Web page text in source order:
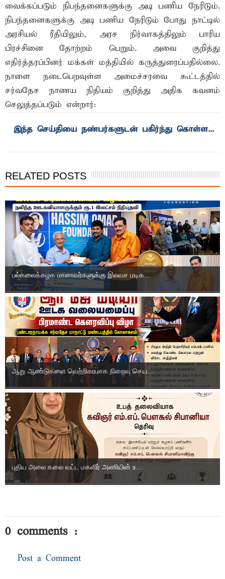
வைக்கப்படும் நிபந்தனைகளுக்கு அடி பணிய நேரிடும்.
நிபந்தனைகளுக்கு அடி பணிய நேரிடும் போது நாட்டில்
அரசியல் ரீதியிலும், அரச நிர்வாகத்திலும் பாரிய
பிரச்சினை தோற்றம் பெறும். அவை குறித்து
எதிர்த்தரப்பினர் மக்கள் மத்தியில் கருத்துரைப்பதில்லை.
நாளை நடைபெறவுள்ள அமைச்சரவை கூட்டத்தில்
சர்வதேச நாணய நிதியம் குறித்து அதிக கவனம்
செலுத்தப்படும் என்றார்:
இந்த செய்தியை நண்பர்களுடன் பகிர்ந்து கொள்ள...
RELATED POSTS
பல்கலைக்கழக மாணவர்களுக்கு இலவச மடிக...
ஆறு ஆண்டுகளை வெற்றிகரமாக நிறைவு செய...
புதிய அலை கலை வட்ட மகளிர் அணியின் உ...
0 comments :
Post a Comment